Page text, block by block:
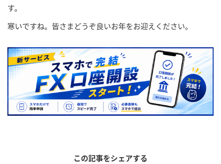
す。
寒いですね。皆さまどうぞ良いお年をお迎えください。
この記事をシェアする